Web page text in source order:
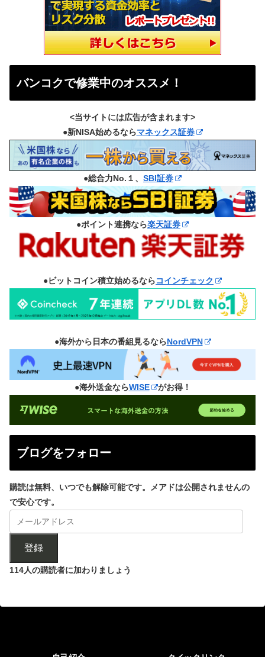
バンコクで修業中のオススメ！
<当サイトには広告が含まれます>
●新NISA始めるならマネックス証券
●総合力No.１、 SBI証券
●ポイント連携なら楽天証券
●ビットコイン積立始めるならコインチェック
●海外から日本の番組見るならNordVPN
●海外送金ならWISE がお得！
ブログをフォロー
購読は無料、いつでも解除可能です。メアドは公開されませんの
で安心です。
登録
114人の購読者に加わりましょう